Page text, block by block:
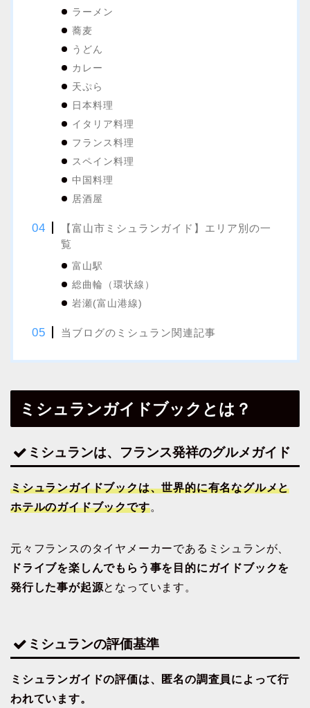
ラーメン
蕎麦
うどん
カレー
天ぷら
日本料理
イタリア料理
フランス料理
スペイン料理
中国料理
居酒屋
【富山市ミシュランガイド】エリア別の一
覧
富山駅
総曲輪（環状線）
岩瀬(富山港線)
当ブログのミシュラン関連記事
ミシュランガイドブックとは？
ミシュランは、フランス発祥のグルメガイド
ミシュランガイドブックは、世界的に有名なグルメと
ホテルのガイドブックです。
元々フランスのタイヤメーカーであるミシュランが、
ドライブを楽しんでもらう事を目的にガイドブックを
発行した事が起源となっています。
ミシュランの評価基準
ミシュランガイドの評価は、匿名の調査員によって行
われています。